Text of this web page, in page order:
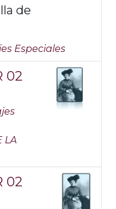
de
Especiales
02
LA
02